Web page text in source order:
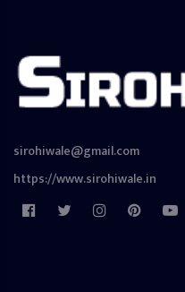
sirohiwale@gmail.com
https://www.sirohiwale.in